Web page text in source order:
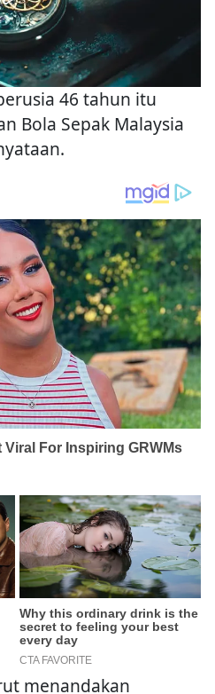
46 tahun itu
Bola Sepak Malaysia
menandakan